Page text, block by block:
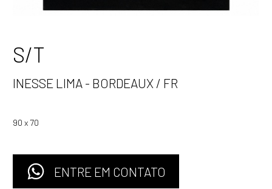
S/T
INESSE LIMA - BORDEAUX / FR
90 x 70
ENTRE EM CONTATO